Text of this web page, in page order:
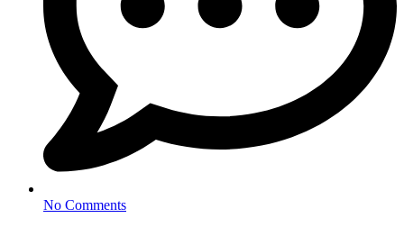
No Comments